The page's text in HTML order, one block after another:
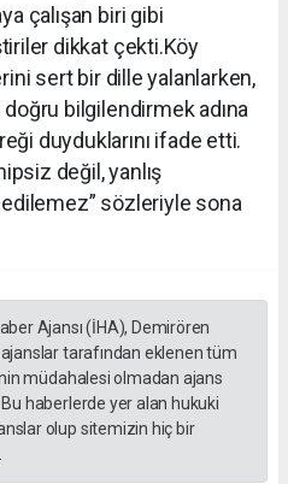
çalışan biri gibi
dikkat çekti.Köy
sert bir dille yalanlarken,
bilgilendirmek adına
duyduklarını ifade etti.
değil, yanlış
sözleriyle sona
Ajansı (İHA), Demirören
tarafından eklenen tüm
müdahalesi olmadan ajans
haberlerde yer alan hukuki
olup sitemizin hiç bir